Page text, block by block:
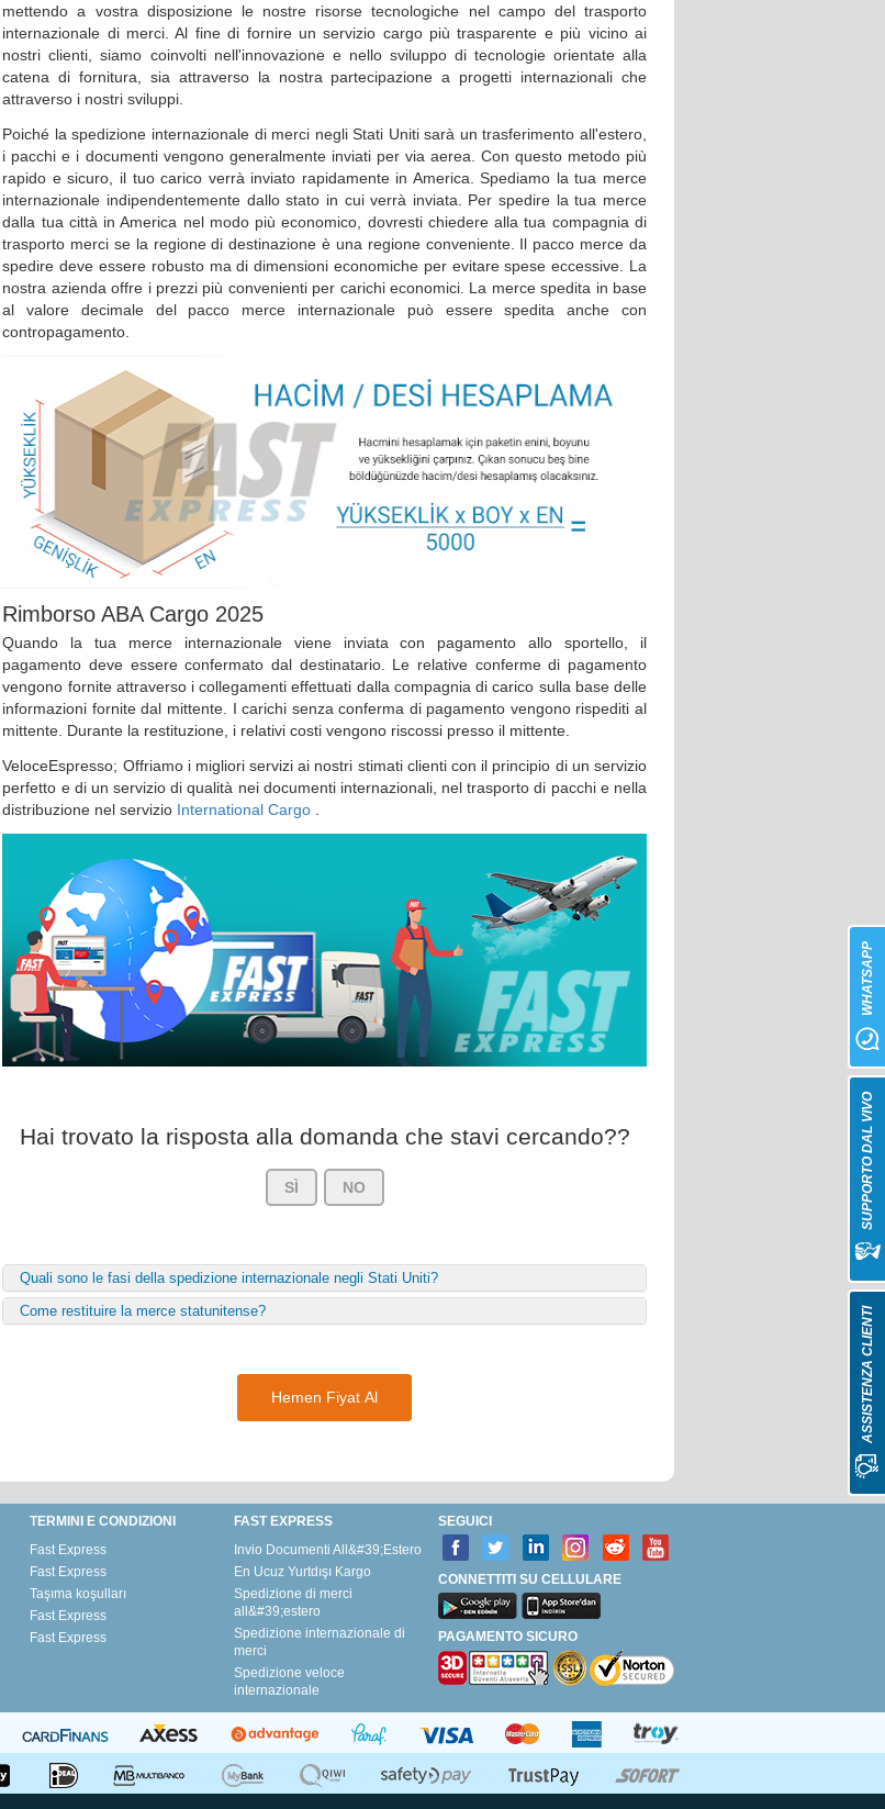
mettendo a vostra disposizione le nostre risorse tecnologiche nel campo del trasporto
internazionale di merci. Al fine di fornire un servizio cargo più trasparente e più vicino ai
nostri clienti, siamo coinvolti nell'innovazione e nello sviluppo di tecnologie orientate alla
catena di fornitura, sia attraverso la nostra partecipazione a progetti internazionali che
attraverso i nostri sviluppi.
Poiché la spedizione internazionale di merci negli Stati Uniti sarà un trasferimento all'estero,
i pacchi e i documenti vengono generalmente inviati per via aerea. Con questo metodo più
rapido e sicuro, il tuo carico verrà inviato rapidamente in America. Spediamo la tua merce
internazionale indipendentemente dallo stato in cui verrà inviata. Per spedire la tua merce
dalla tua città in America nel modo più economico, dovresti chiedere alla tua compagnia di
trasporto merci se la regione di destinazione è una regione conveniente. Il pacco merce da
spedire deve essere robusto ma di dimensioni economiche per evitare spese eccessive. La
nostra azienda offre i prezzi più convenienti per carichi economici. La merce spedita in base
al valore decimale del pacco merce internazionale può essere spedita anche con
contropagamento.
Rimborso ABA Cargo 2025
Quando la tua merce internazionale viene inviata con pagamento allo sportello, il
pagamento deve essere confermato dal destinatario. Le relative conferme di pagamento
vengono fornite attraverso i collegamenti effettuati dalla compagnia di carico sulla base delle
informazioni fornite dal mittente. I carichi senza conferma di pagamento vengono rispediti al
mittente. Durante la restituzione, i relativi costi vengono riscossi presso il mittente.
VeloceEspresso; Offriamo i migliori servizi ai nostri stimati clienti con il principio di un servizio
perfetto e di un servizio di qualità nei documenti internazionali, nel trasporto di pacchi e nella
distribuzione nel servizio International Cargo .
Hai trovato la risposta alla domanda che stavi cercando??
SÌ NO
Quali sono le fasi della spedizione internazionale negli Stati Uniti?
Come restituire la merce statunitense?
Hemen Fiyat Al
TERMINI E CONDIZIONI
Fast Express
Fast Express
Taşıma koşulları
Fast Express
Fast Express
FAST EXPRESS
Invio Documenti All&#39;Estero
En Ucuz Yurtdışı Kargo
Spedizione di merci
all&#39;estero
Spedizione internazionale di
merci
Spedizione veloce
internazionale
SEGUICI
CONNETTITI SU CELLULARE
PAGAMENTO SICURO
ASSISTENZA CLIENTI
SUPPORTO DAL VIVO
WHATSAPP